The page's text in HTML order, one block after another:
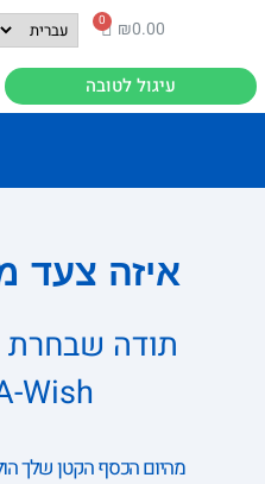
₪0.00
עיגול לטובה
איזה צעד
תודה שבחרת
Wish
מהיום הכסף הקטן שלך